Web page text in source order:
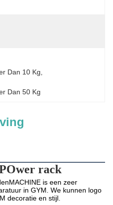
Dan 10 Kg
Dan 50 Kg
Ower rack
MACHINE is een zeer
in GYM. We kunnen logo
decoratie en stijl.